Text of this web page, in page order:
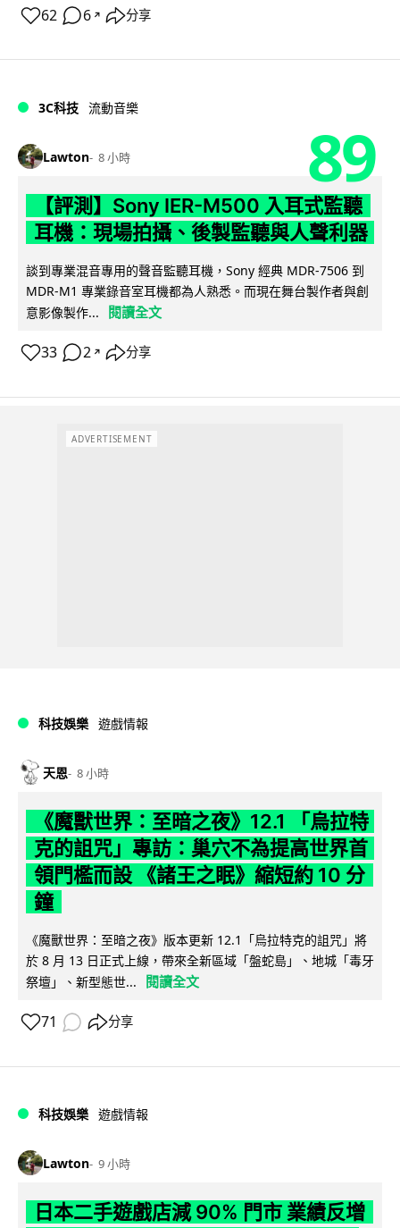
62 6 ↗ 分享
3C科技 流動音樂
Lawton 8 小時 89
【評測】Sony IER-M500 入耳式監聽
耳機：現場拍攝、後製監聽與人聲利器
談到專業混音專用的聲音監聽耳機，Sony 經典 MDR-7506 到
MDR-M1 專業錄音室耳機都為人熟悉。而現在舞台製作者與創
意影像製作...
閱讀全文
33 2 ↗ 分享
ADVERTISEMENT
科技娛樂 遊戲情報
天恩 8 小時
《魔獸世界：至暗之夜》12.1 「烏拉特
克的詛咒」專訪：巢穴不為提高世界首
領門檻而設 《諸王之眠》縮短約 10 分
鐘
《魔獸世界：至暗之夜》版本更新 12.1「烏拉特克的詛咒」將
於 8 月 13 日正式上線，帶來全新區域「盤蛇島」、地城「毒牙
祭壇」、新型態世...
閱讀全文
71 分享
科技娛樂 遊戲情報
Lawton 9 小時
日本二手遊戲店減 90% 門市 業績反增